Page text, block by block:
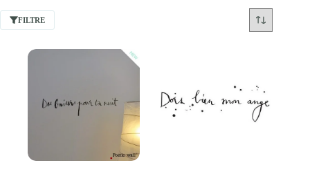
FILTRE